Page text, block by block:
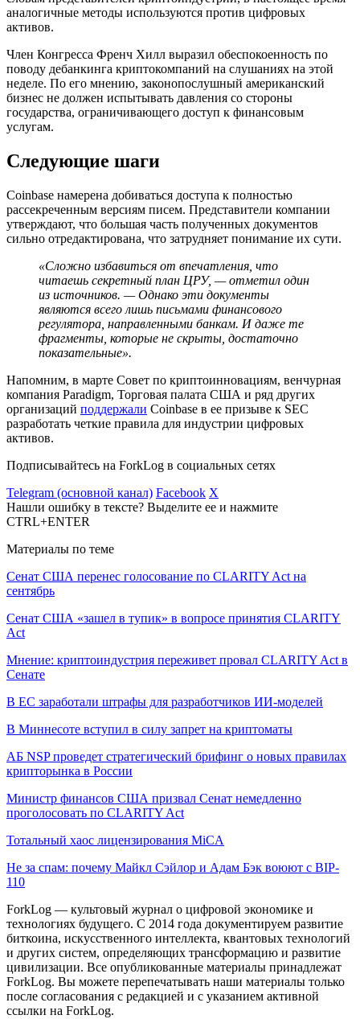
аналогичные методы используются против цифровых
активов.
Член Конгресса Френч Хилл выразил обеспокоенность по
поводу дебанкинга криптокомпаний на слушаниях на этой
неделе. По его мнению, законопослушный американский
бизнес не должен испытывать давления со стороны
государства, ограничивающего доступ к финансовым
услугам.
Следующие шаги
Coinbase намерена добиваться доступа к полностью
рассекреченным версиям писем. Представители компании
утверждают, что большая часть полученных документов
сильно отредактирована, что затрудняет понимание их сути.
«Сложно избавиться от впечатления, что
читаешь секретный план ЦРУ, — отметил один
из источников. — Однако эти документы
являются всего лишь письмами финансового
регулятора, направленными банкам. И даже те
фрагменты, которые не скрыты, достаточно
показательные».
Напомним, в марте Совет по криптоинновациям, венчурная
компания Paradigm, Торговая палата США и ряд других
организаций поддержали Coinbase в ее призыве к SEC
разработать четкие правила для индустрии цифровых
активов.
Подписывайтесь на ForkLog в социальных сетях
Telegram (основной канал) Facebook X
Нашли ошибку в тексте? Выделите ее и нажмите
CTRL+ENTER
Материалы по теме
Сенат США перенес голосование по CLARITY Act на
сентябрь
Сенат США «зашел в тупик» в вопросе принятия CLARITY
Act
Мнение: криптоиндустрия переживет провал CLARITY Act в
Сенате
В ЕС заработали штрафы для разработчиков ИИ-моделей
В Миннесоте вступил в силу запрет на криптоматы
АБ NSP проведет стратегический брифинг о новых правилах
крипторынка в России
Министр финансов США призвал Сенат немедленно
проголосовать по CLARITY Act
Тотальный хаос лицензирования MiCA
Не за спам: почему Майкл Сэйлор и Адам Бэк воюют с BIP-
110
ForkLog — культовый журнал о цифровой экономике и
технологиях будущего. С 2014 года документируем развитие
биткоина, искусственного интеллекта, квантовых технологий
и других систем, определяющих трансформацию и развитие
цивилизации. Все опубликованные материалы принадлежат
ForkLog. Вы можете перепечатывать наши материалы только
после согласования с редакцией и с указанием активной
ссылки на ForkLog.